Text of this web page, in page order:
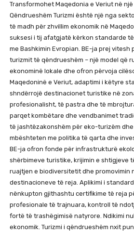
Transformohet Maqedonia e Veriut në
Qëndrueshëm Turizmi është një nga
të madh për zhvillim ekonomik në
suksesi i tij afatgjatë kërkon standarde
me Bashkimin Evropian. BE-ja prej vitesh
turizmit të qëndrueshëm – një model që
ekonominë lokale dhe ofron përvoja
Maqedoninë e Veriut, adaptimi i këtyre
shndërrojë destinacionet turistike në
profesionalisht, të pastra dhe të
parqet kombëtare dhe vendbanimet
të jashtëzakonshëm për eko-turizëm
mbështeten me politika të qarta dhe
BE-ja ofron fonde për infrastrukturë
shërbimeve turistike, krijimin e shtigjeve
ruajtjen e biodiversitetit dhe promovimin
destinacioneve të reja. Aplikimi i
nënkupton gjithashtu certifikime të reja
profesionale të trajnuara, kontroll të
fortë të trashëgimisë natyrore. Ndikimi
ekonomik. Turizmi i qëndrueshëm nxit